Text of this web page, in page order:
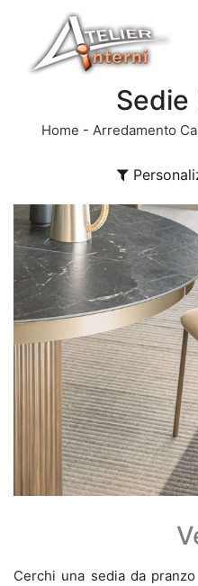
Sedie
Home - Arredamento
Cerchi una sedia da